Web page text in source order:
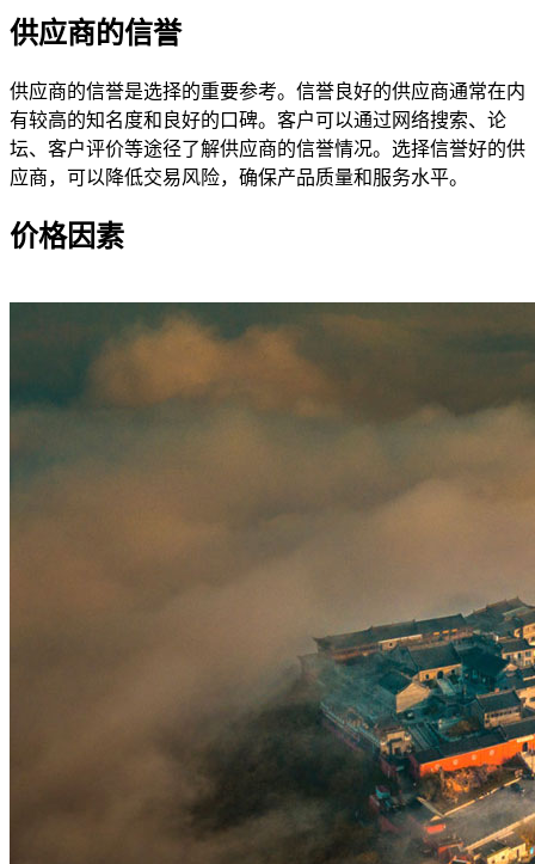
供应商的信誉
供应商的信誉是选择的重要参考。信誉良好的供应商通常在内
有较高的知名度和良好的口碑。客户可以通过网络搜索、论
坛、客户评价等途径了解供应商的信誉情况。选择信誉好的供
应商，可以降低交易风险，确保产品质量和服务水平。
价格因素